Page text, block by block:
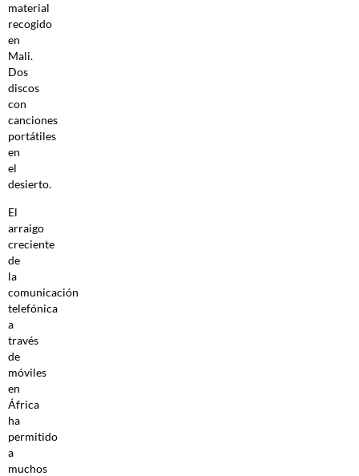
material
recogido
en
Mali.
Dos
discos
con
canciones
portátiles
en
el
desierto.
El
arraigo
creciente
de
la
comunicación
telefónica
a
través
de
móviles
en
África
ha
permitido
a
muchos